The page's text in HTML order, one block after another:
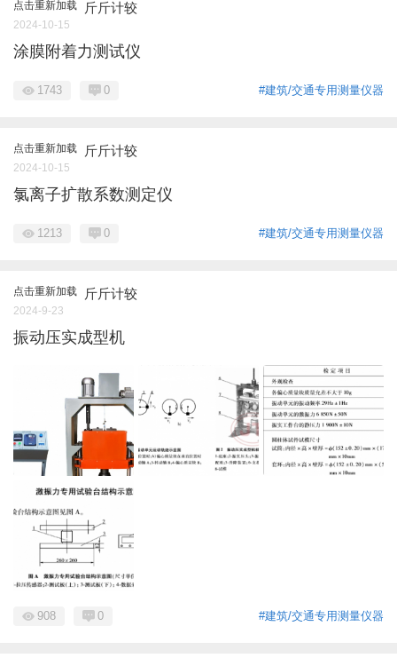
点击重新加载 斤斤计较
2024-10-15
涂膜附着力测试仪
#建筑/交通专用测量仪器
1743 0
点击重新加载 斤斤计较
2024-10-15
氯离子扩散系数测定仪
#建筑/交通专用测量仪器
1213 0
点击重新加载 斤斤计较
2024-9-23
振动压实成型机
#建筑/交通专用测量仪器
908 0